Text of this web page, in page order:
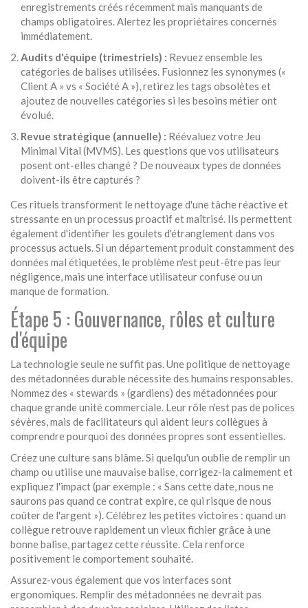
enregistrements créés récemment mais manquants de
champs obligatoires. Alertez les propriétaires concernés
immédiatement.
Audits d'équipe (trimestriels) : Revuez ensemble les
catégories de balises utilisées. Fusionnez les synonymes («
Client A » vs « Société A »), retirez les tags obsolètes et
ajoutez de nouvelles catégories si les besoins métier ont
évolué.
Revue stratégique (annuelle) : Réévaluez votre Jeu
Minimal Vital (MVMS). Les questions que vos utilisateurs
posent ont-elles changé ? De nouveaux types de données
doivent-ils être capturés ?
Ces rituels transforment le nettoyage d'une tâche réactive et
stressante en un processus proactif et maîtrisé. Ils permettent
également d'identifier les goulets d'étranglement dans vos
processus actuels. Si un département produit constamment des
données mal étiquetées, le problème n'est peut-être pas leur
négligence, mais une interface utilisateur confuse ou un
manque de formation.
Étape 5 : Gouvernance, rôles et culture
d'équipe
La technologie seule ne suffit pas. Une politique de nettoyage
des métadonnées durable nécessite des humains responsables.
Nommez des « stewards » (gardiens) des métadonnées pour
chaque grande unité commerciale. Leur rôle n'est pas de polices
sévères, mais de facilitateurs qui aident leurs collègues à
comprendre pourquoi des données propres sont essentielles.
Créez une culture sans blâme. Si quelqu'un oublie de remplir un
champ ou utilise une mauvaise balise, corrigez-la calmement et
expliquez l'impact (par exemple : « Sans cette date, nous ne
saurons pas quand ce contrat expire, ce qui risque de nous
coûter de l'argent »). Célébrez les petites victoires : quand un
collègue retrouve rapidement un vieux fichier grâce à une
bonne balise, partagez cette réussite. Cela renforce
positivement le comportement souhaité.
Assurez-vous également que vos interfaces sont
ergonomiques. Remplir des métadonnées ne devrait pas